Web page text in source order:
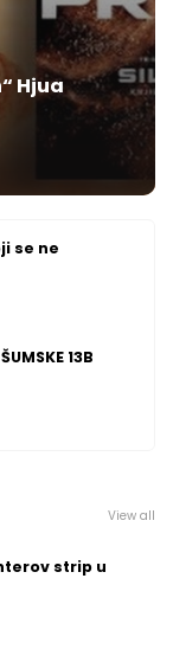
Hjua
se ne
13B
View all
strip u